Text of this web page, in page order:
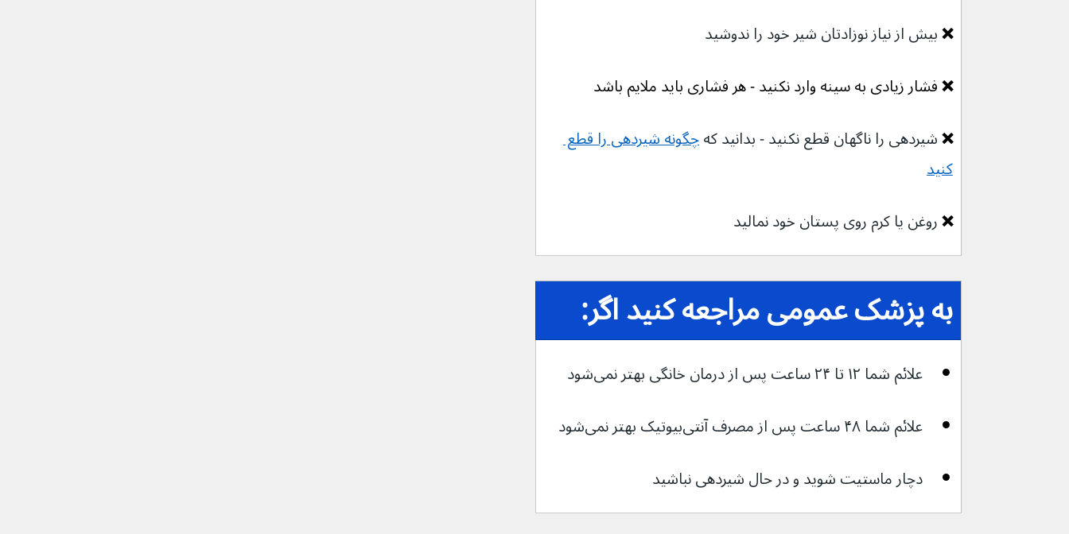
❌ بیش از نیاز نوزادتان شیر خود را ندوشید
❌ فشار زیادی به سینه وارد نکنید - هر فشاری باید ملایم باشد
❌ شیردهی را ناگهان قطع نکنید - بدانید که چگونه شیردهی را قطع
کنید
❌ روغن یا کرم روی پستان خود نمالید
به پزشک عمومی مراجعه کنید اگر:
علائم شما ۱۲ تا ۲۴ ساعت پس از درمان خانگی بهتر نمی‌شود
علائم شما ۴۸ ساعت پس از مصرف آنتی‌بیوتیک بهتر نمی‌شود
دچار ماستیت شوید و در حال شیردهی نباشید